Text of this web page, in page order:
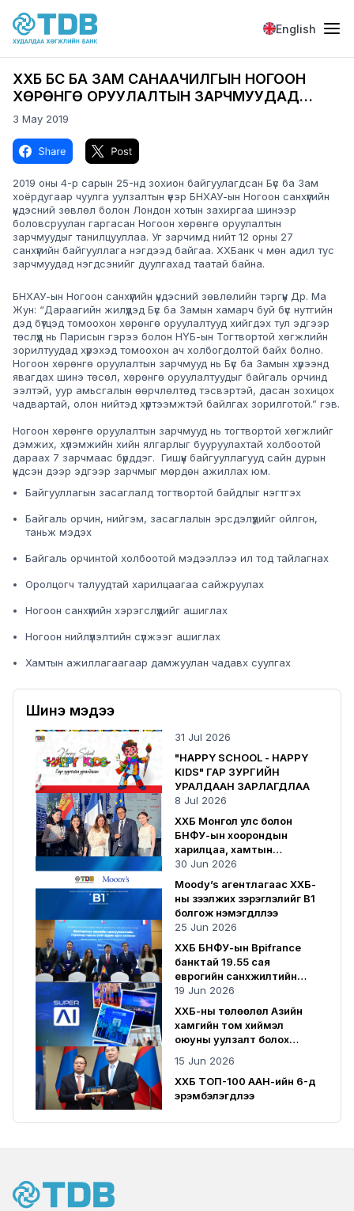
Skip to main content
English
ХХБ БҮС БА ЗАМ САНААЧИЛГЫН НОГООН
ХӨРӨНГӨ ОРУУЛАЛТЫН ЗАРЧМУУДАД
НЭГДЛЭЭ
3 May 2019
Image Image
2019 оны 4-р сарын 25-нд зохион байгуулагдсан Бүс ба Зам
хоёрдугаар чуулга уулзалтын үеэр БНХАУ-ын Ногоон санхүүгийн
үндэсний зөвлөл болон Лондон хотын захиргаа шинээр
боловсруулан гаргасан Ногоон хөрөнгө оруулалтын
зарчмуудыг танилцууллаа. Уг зарчимд нийт 12 орны 27
санхүүгийн байгууллага нэгдээд байгаа. ХХБанк ч мөн адил тус
зарчмуудад нэгдсэнийг дуулгахад таатай байна.
БНХАУ-ын Ногоон санхүүгийн үндэсний зөвлөлийн тэргүүн Др. Ма
Жун: “Дараагийн жилүүдэд Бүс ба Замын хамарч буй бүс нутгийн
дэд бүтцэд томоохон хөрөнгө оруулалтууд хийгдэх тул эдгээр
төслүүд нь Парисын гэрээ болон НҮБ-ын Тогтвортой хөгжлийн
зорилтуудад хүрэхэд томоохон ач холбогдолтой байх болно.
Ногоон хөрөнгө оруулалтын зарчмууд нь Бүс ба Замын хүрээнд
явагдах шинэ төсөл, хөрөнгө оруулалтуудыг байгаль орчинд
ээлтэй, уур амьсгалын өөрчлөлтөд тэсвэртэй, дасан зохицох
чадвартай, олон нийтэд хүртээмжтэй байлгах зорилготой.” гэв.
Ногоон хөрөнгө оруулалтын зарчмууд нь тогтвортой хөгжлийг
дэмжих, хүлэмжийн хийн ялгарлыг бууруулахтай холбоотой
дараах 7 зарчмаас бүрддэг. Гишүүн байгууллагууд сайн дурын
үндсэн дээр эдгээр зарчмыг мөрдөн ажиллах юм.
Байгууллагын засаглалд тогтвортой байдлыг нэгтгэх
Байгаль орчин, нийгэм, засаглалын эрсдэлүүдийг ойлгон,
таньж мэдэх
Байгаль орчинтой холбоотой мэдээллээ ил тод тайлагнах
Оролцогч талуудтай харилцаагаа сайжруулах
Ногоон санхүүгийн хэрэгслүүдийг ашиглах
Ногоон нийлүүлэлтийн сүлжээг ашиглах
Хамтын ажиллагаагаар дамжуулан чадавх суулгах
Шинэ мэдээ
31 Jul 2026
"HAPPY SCHOOL - HAPPY
KIDS" ГАР ЗУРГИЙН
УРАЛДААН ЗАРЛАГДЛАА
8 Jul 2026
ХХБ Монгол улс болон
БНФУ-ын хоорондын
харилцаа, хамтын
ажиллагаанд хувь нэмрээ
30 Jun 2026
Moody’s агентлагаас ХХБ-
ны зээлжих зэрэглэлийг B1
болгож нэмэгдүүллээ
25 Jun 2026
ХХБ БНФУ-ын Bpifrance
банктай 19.55 сая
еврогийн санхүүжилтийн
гэрээ байгууллаа
19 Jun 2026
ХХБ-ны төлөөлөл Азийн
хамгийн том хиймэл
оюуны уулзалт болох
15 Jun 2026
ХХБ ТОП-100 ААН-ийн 6-д
эрэмбэлэгдлээ